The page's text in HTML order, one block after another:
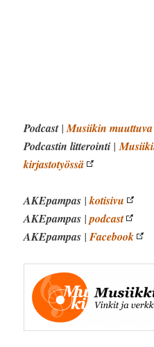
Podcast|Musiikin
Podcastin litterointi |
kirjastotyössä
AKEpampas |kotisivu
AKEpampas |podcast
AKEpampas |Facebook